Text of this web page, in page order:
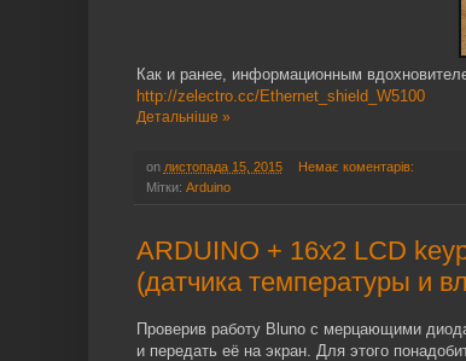
Как и ранее, информационным
http://zelectro.cc/Ethernet_shield_W5100
Детальніше »
on листопада 15, 2015
Немає коментарів:
Мітки: Arduino
ARDUINO + 16х2 LCD
(датчика температуры и
Проверив работу Bluno с мерцающими
и передать её на экран. Для этого